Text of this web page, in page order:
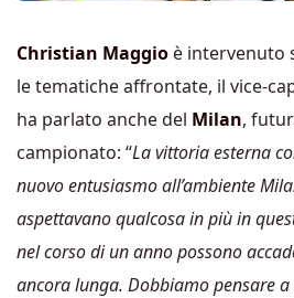
Christian Maggio è intervenuto
le tematiche affrontate, il vice-
ha parlato anche del Milan,
campionato: “La vittoria esterna
nuovo entusiasmo all’ambiente
aspettavano qualcosa in più in
nel corso di un anno possono
ancora lunga. Dobbiamo pensare